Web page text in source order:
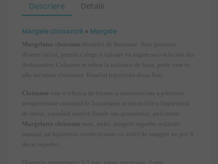
Descriere Detalii
Margele cloisonné » Margele
Margelutze cloisonne deosebit de frumoase. Sunt prezente
diverse culori, pentru a alege o culoare va rugam sa o selectati din
desfasurator. Culoarea se refera la culoarea de baza, peste care se
afla lucratura cloisonne. Emailul reprezinta doua flori.
Cloisonné este o tehnica de lucrare a emailului sau a pietrelor
semiprețioase constând în încastrarea acestora într-o împletitură
de metal, separând motive florale sau geometrice, policrome.
Margelutze cloisonne sunt, astfel, margele superbe realizate
manual, iar bijuteriile confectionate cu astfel de margele nu pot fi
decat superbe...
Diametru aproximativ 5.5 mm, gaura interioara: 2 mm.